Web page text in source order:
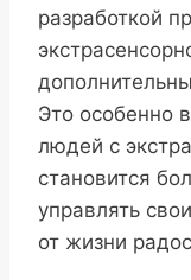
разработкой
Это особенно
людей с
становится
управлять
от жизни